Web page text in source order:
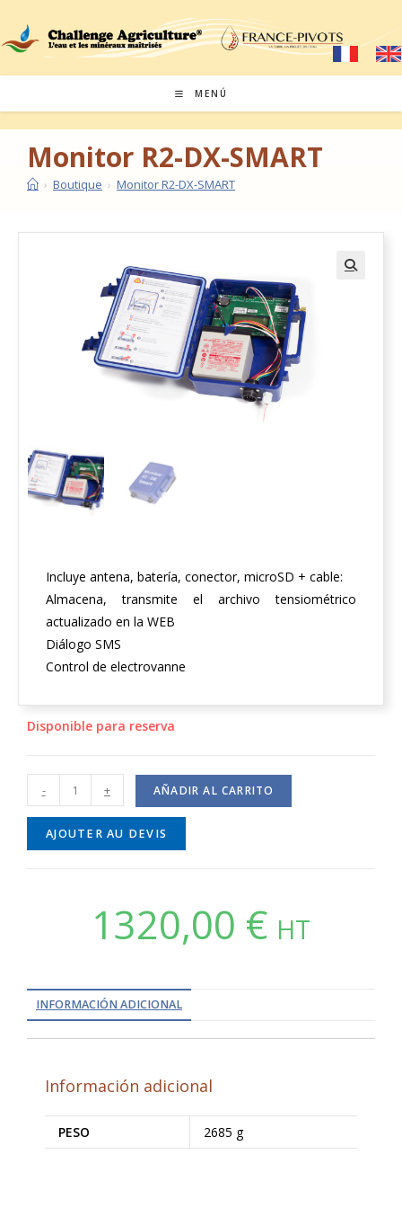
MENÚ
Monitor R2-DX-SMART
› Boutique › Monitor R2-DX-SMART
Incluye antena, batería, conector, microSD + cable:
Almacena, transmite el archivo tensiométrico
actualizado en la WEB
Diálogo SMS
Control de electrovanne
Disponible para reserva
- + AÑADIR AL CARRITO
AJOUTER AU DEVIS
1320,00 € HT
INFORMACIÓN ADICIONAL
Información adicional
PESO 2685 g